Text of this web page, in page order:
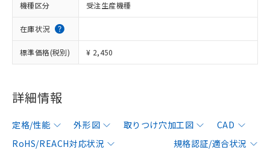
機種区分 受注生産機種
在庫状況
標準価格(税別) ¥ 2,450
詳細情報
定格/性能 外形図 取りつけ穴加工図
CAD
RoHS/REACH対応状況
規格認証/適合状況